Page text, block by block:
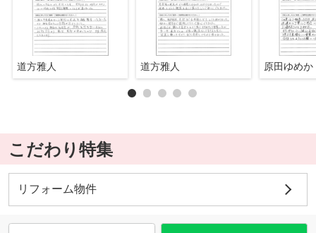
道方雅人 道方雅人 原田ゆめか
こだわり特集
リフォーム物件